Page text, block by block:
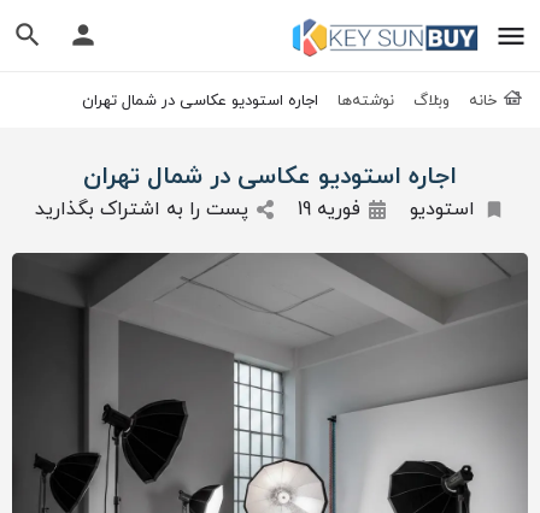
خانه وبلاگ نوشته‌ها اجاره استودیو عکاسی در شمال تهران
اجاره استودیو عکاسی در شمال تهران
استودیو فوریه 19 پست را به اشتراک بگذارید